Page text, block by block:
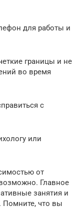
для работы и
границы и не
во время
с
или
от
Главное
занятия и
Помните, что вы